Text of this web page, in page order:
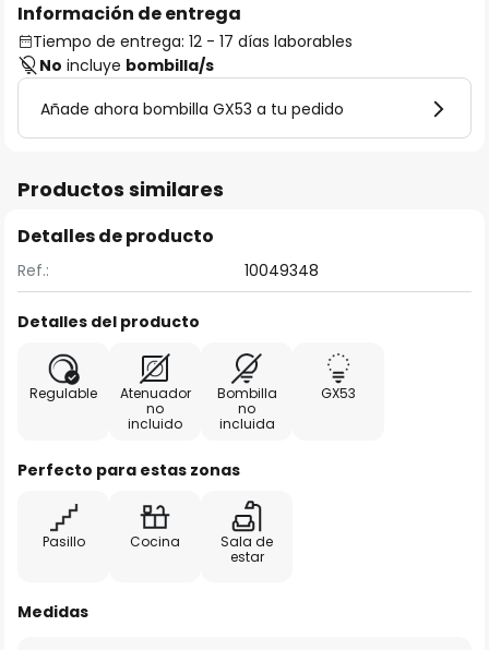
Información de entrega
Tiempo de entrega: 12 - 17 días laborables
No incluye bombilla/s
Añade ahora bombilla GX53 a tu pedido
Productos similares
Detalles de producto
Ref.: 10049348
Detalles del producto
Regulable
Atenuador
no
incluido
Bombilla
no
incluida
GX53
Perfecto para estas zonas
Pasillo Cocina
Sala de
estar
Medidas